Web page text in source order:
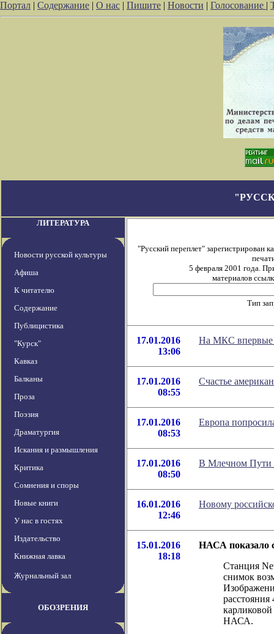
Портал | Содержание | О нас | Пишите | Новости | Голосование |
ЛИТЕРАТУРА
Новости русской культуры
Афиша
К читателю
Содержание
Публицистика
"Курск"
Кавказ
Балканы
Проза
Поэзия
Драматургия
Искания и размышления
Критика
Сомнения и споры
Новые книги
У нас в гостях
Издательство
Книжная лавка
Журнальный зал
ОБОЗРЕНИЯ
"Русский переплет" зарегистрирован
5 февраля 2001 года.
материалов
Тип
17.01.2016
13:06
На МКС впервые
17.01.2016
08:55
Счастье
17.01.2016
08:53
Европа
17.01.2016
08:50
В Млечном Пути
16.01.2016
12:46
Новому
15.01.2016
18:18
НАСА показало
Станция
снимок
НАСА.